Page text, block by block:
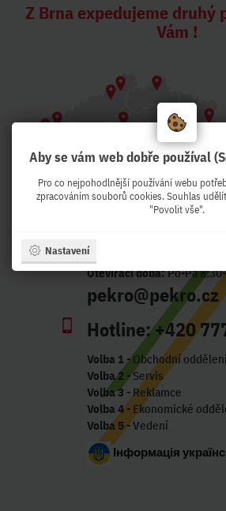
Z Brna expedujeme druhý
Vám !
Adresa:
Otevírací doba:Po-Pá
pekro@pekro.cz
Hotline:+420
Volba 1- Obchodní oddělení
Volba 2 - Servis
Volba 3 - Reklamce
Volba 4- Ekonomické
Volba 5- Vedení
Інформація
Aby se vám web dobře používal
Pro co nejpohodlnější používání webu
zpracováním souborů cookies. Souhlas
"Povolit vše".
Nastavení